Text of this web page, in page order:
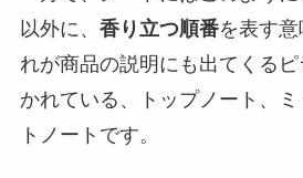
以外に、 香り立つ順番を表す
れが商品の説明にも出てくる
かれている、トップノート、
トノートです。